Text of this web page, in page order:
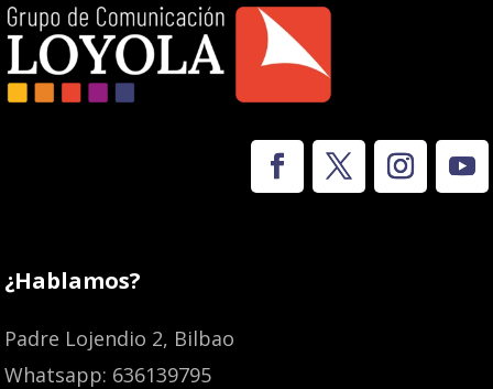
¿Hablamos?
Padre Lojendio 2, Bilbao
Whatsapp: 636139795